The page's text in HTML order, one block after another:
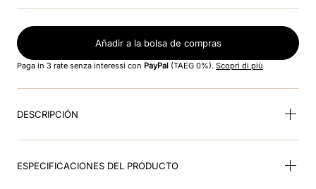
8.visor
Añadir a la bolsa de compras
Paga in 3 rate senza interessi con PayPal (TAEG 0%). Scopri di più
DESCRIPCIÓN
ESPECIFICACIONES DEL PRODUCTO